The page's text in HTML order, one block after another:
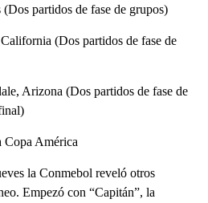
partidos de fase de grupos)
(Dos partidos de fase de
Arizona (Dos partidos de fase de
Copa América
la Conmebol reveló otros
Empezó con “Capitán”, la